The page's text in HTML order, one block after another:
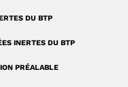
DU BTP
INERTES DU BTP
PRÉALABLE